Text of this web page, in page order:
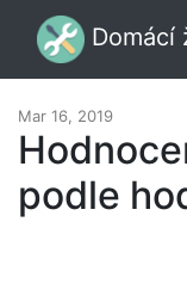
Domácí
Mar 16, 2019
podle